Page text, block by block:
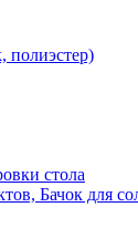
полиэстер)
стола
Бачок для